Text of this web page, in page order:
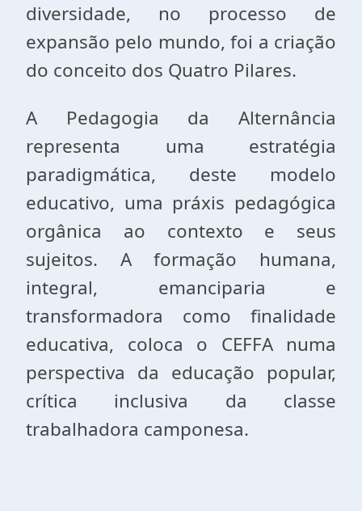
diversidade, no processo de
expansão pelo mundo, foi a criação
do conceito dos Quatro Pilares.
A Pedagogia da Alternância
representa uma estratégia
paradigmática, deste modelo
educativo, uma práxis pedagógica
orgânica ao contexto e seus
sujeitos. A formação humana,
integral, emanciparia e
transformadora como finalidade
educativa, coloca o CEFFA numa
perspectiva da educação popular,
crítica inclusiva da classe
trabalhadora camponesa.